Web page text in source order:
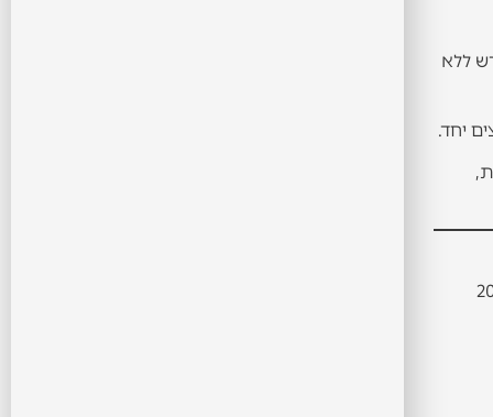
ללא
יחד.
ברגע שעוברים את רף ה-20-30